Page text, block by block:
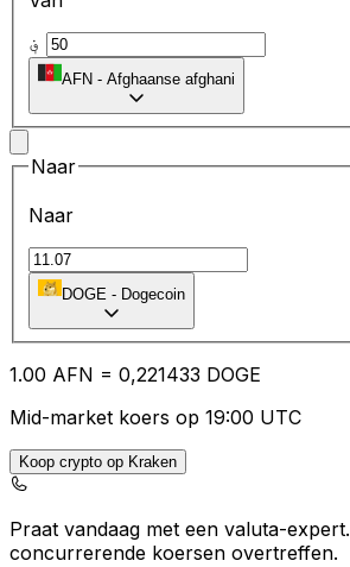
AFN - Afghaanse afghani
Naar
Naar
DOGE - Dogecoin
1.00 AFN = 0,221433 DOGE
Mid-market koers op 19:00 UTC
Koop crypto op Kraken
Praat vandaag met een valuta-expert.
concurrerende koersen overtreffen.